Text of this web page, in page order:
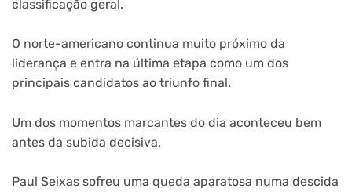
classificação geral.
O norte-americano continua muito próximo da
liderança e entra na última etapa como um dos
principais candidatos ao triunfo final.
Um dos momentos marcantes do dia aconteceu bem
antes da subida decisiva.
Paul Seixas sofreu uma queda aparatosa numa descida